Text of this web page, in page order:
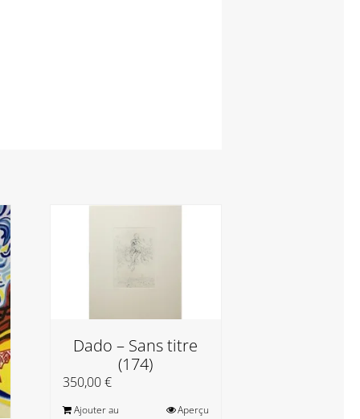
Dado – Sans titre
(174)
350,00€
Ajouter au
Aperçu